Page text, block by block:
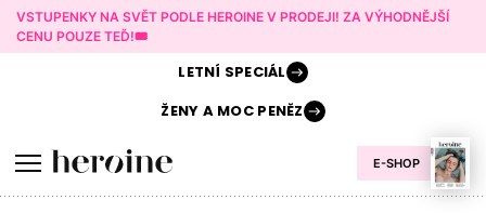
VSTUPENKY NA SVĚT PODLE HEROINE V PRODEJI! ZA VÝHODNĚJŠÍ
CENU POUZE TEĎ!🎟️
E-SHOP
LETNÍ SPECIÁL
ŽENY AMOC PENĚZ